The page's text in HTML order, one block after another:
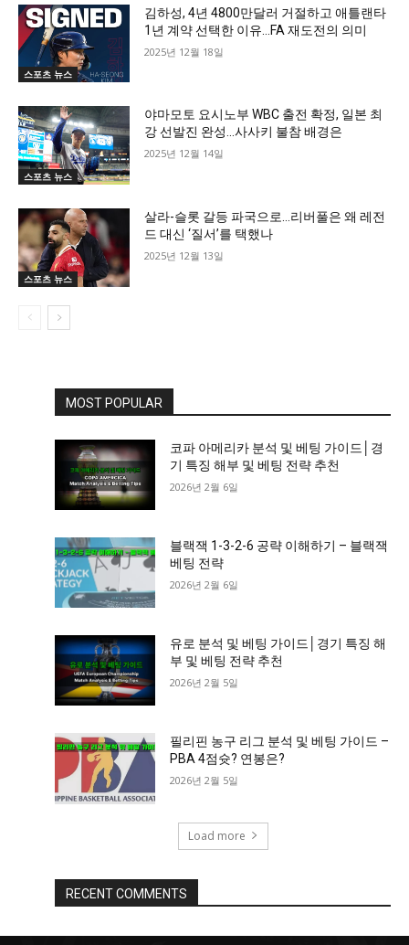
스포츠 뉴스
김하성, 4년 4800만달러 거절하고 애틀랜타
1년 계약 선택한 이유…FA 재도전의 의미
2025년 12월 18일
스포츠 뉴스
야마모토 요시노부 WBC 출전 확정, 일본 최
강 선발진 완성…사사키 불참 배경은
2025년 12월 14일
스포츠 뉴스
살라-슬롯 갈등 파국으로…리버풀은 왜 레전
드 대신 ‘질서’를 택했나
2025년 12월 13일
MOST POPULAR
코파 아메리카 분석 및 베팅 가이드│경
기 특징 해부 및 베팅 전략 추천
2026년 2월 6일
블랙잭 1-3-2-6 공략 이해하기 – 블랙잭
베팅 전략
2026년 2월 6일
유로 분석 및 베팅 가이드│경기 특징 해
부 및 베팅 전략 추천
2026년 2월 5일
필리핀 농구 리그 분석 및 베팅 가이드 –
PBA 4점슛? 연봉은?
2026년 2월 5일
Load more
RECENT COMMENTS